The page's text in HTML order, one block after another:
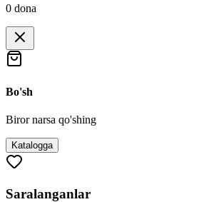
0 dona
Bo'sh
Biror narsa qo'shing
Katalogga
Saralanganlar